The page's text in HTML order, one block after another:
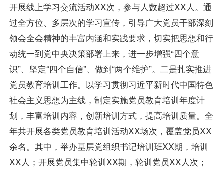
开展线上学习交流活动XX次，参与人数超过XX人。通
过全方位、多层次的学习宣传，引导广大党员干部深刻
领会全会精神的丰富内涵和实践要求，切实把思想和行
动统一到党中央决策部署上来，进一步增强“四个意
识”、坚定“四个自信”、做到“两个维护”。二是扎实推进
党员教育培训工作。以学习贯彻习近平新时代中国特色
社会主义思想为主线，制定实施党员教育培训年度计
划，丰富培训内容，创新培训方式，提高培训质量。全
年共开展各类党员教育培训活动XX场次，覆盖党员XX
余名。其中，举办基层党组织书记培训班XX期，培训
XX人；开展党员集中轮训XX期，轮训党员XX人次；